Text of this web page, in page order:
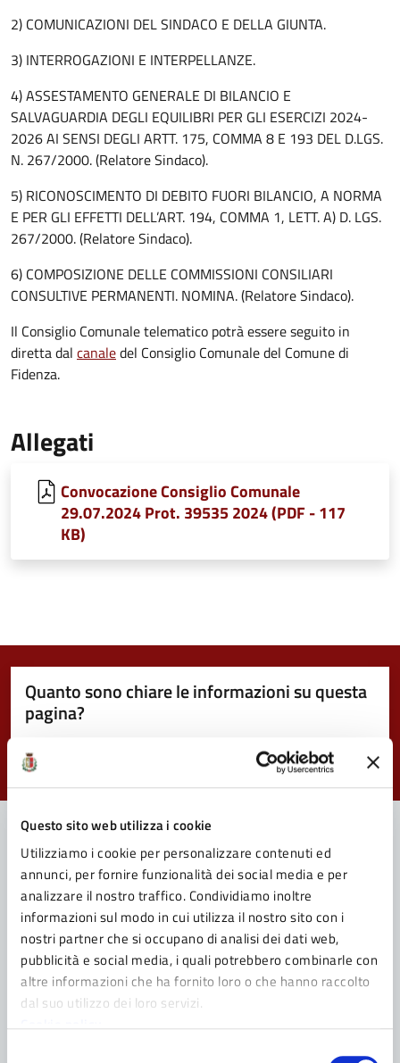
Questo sito web utilizza i cookie
Utilizziamo i cookie per personalizzare contenuti ed
annunci, per fornire funzionalità dei social media e per
analizzare il nostro traffico. Condividiamo inoltre
informazioni sul modo in cui utilizza il nostro sito con i
nostri partner che si occupano di analisi dei dati web,
pubblicità e social media, i quali potrebbero combinarle con
altre informazioni che ha fornito loro o che hanno raccolto
dal suo utilizzo dei loro servizi.
2) COMUNICAZIONI DEL SINDACO E DELLA GIUNTA.
3) INTERROGAZIONI E INTERPELLANZE.
4) ASSESTAMENTO GENERALE DI BILANCIO E
SALVAGUARDIA DEGLI EQUILIBRI PER GLI ESERCIZI 2024-
2026 AI SENSI DEGLI ARTT. 175, COMMA 8 E 193 DEL D.LGS.
N. 267/2000. (Relatore Sindaco).
5) RICONOSCIMENTO DI DEBITO FUORI BILANCIO, A NORMA
E PER GLI EFFETTI DELL’ART. 194, COMMA 1, LETT. A) D. LGS.
267/2000. (Relatore Sindaco).
6) COMPOSIZIONE DELLE COMMISSIONI CONSILIARI
CONSULTIVE PERMANENTI. NOMINA. (Relatore Sindaco).
Il Consiglio Comunale telematico potrà essere seguito in
diretta dal canaledel Consiglio Comunale del Comune di
Fidenza.
Allegati
Convocazione Consiglio Comunale
29.07.2024 Prot. 39535 2024 (PDF - 117
KB)
Quanto sono chiare le informazioni su questa
pagina?
Valuta da 1 a 5 stelle la pagina
Valuta 1 stelle su 5
Contatta il Comune
Leggi le domande frequenti
Richiedi assistenza
Prenota appuntamento